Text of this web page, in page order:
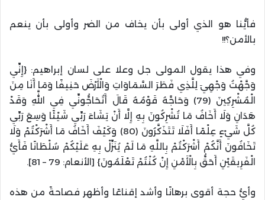
فأيُّنا هو الذي أولى بأن يخاف من الضر وأولى بأن ينعم
بالأمن؟!!
وفي هذا يقول المولى جل وعلا على لسان إبراهيم: {إِنِّي
وَجَّهْتُ وَجْهِيَ لِلَّذِي فَطَرَ السَّمَاوَاتِ وَالْأَرْضَ حَنِيفًا وَمَا أَنَا مِنَ
الْمُشْرِكِينَ (79) وَحَاجَّهُ قَوْمُهُ قَالَ أَتُحَاجُّونِّي فِي اللَّهِ وَقَدْ
هَدَانِ وَلَا أَخَافُ مَا تُشْرِكُونَ بِهِ إِلَّا أَنْ يَشَاءَ رَبِّي شَيْئًا وَسِعَ رَبِّي
كُلَّ شَيْءٍ عِلْمًا أَفَلَا تَتَذَكَّرُونَ (80) وَكَيْفَ أَخَافُ مَا أَشْرَكْتُمْ وَلَا
تَخَافُونَ أَنَّكُمْ أَشْرَكْتُمْ بِاللَّهِ مَا لَمْ يُنَزِّلْ بِهِ عَلَيْكُمْ سُلْطَانًا فَأَيُّ
الْفَرِيقَيْنِ أَحَقُّ بِالْأَمْنِ إِنْ كُنْتُمْ تَعْلَمُونَ} [الأنعام: 79 – 81].
وأيُّ حجة أقوى برهانًا وأشد إقناعًا وأظهر فصاحةً من هذه